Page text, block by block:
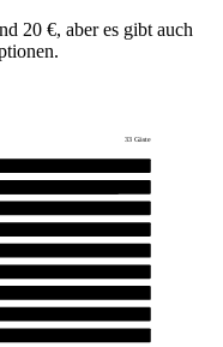
20 €, aber es gibt auch
33 Gäste